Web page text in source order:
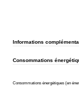
Informations
Consommations
Consommations énergétiques (en